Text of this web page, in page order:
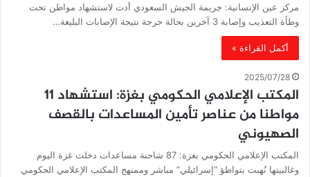
مركز عين الإنسانية: جريمة الجيش السعودي أدت لاستشهاد مواطن تحت
وطأة التعذيب وإصابة 3 آخرين بحالة حرجة نتيجة الإصابات البليغة…
أكمل القراءة »
2025/07/28
المكتب الإعلامي الحكومي بغزة: استشهاد 11
مواطنا من عناصر تأمين المساعدات بالقصف
الصهيوني
المكتب الإعلامي الحكومي بغزة: 87 شاحنة مساعدات دخلت غزة اليوم
وغالبيتها نُهبت بتواطؤ “إسرائيلي” مباشر وممنهج المكتب الإعلامي الحكومي